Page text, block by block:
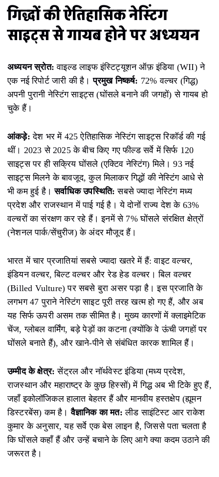
गिद्धों की ऐतिहासिक नेस्टिंग
साइट्स से गायब होने पर अध्ययन
अध्ययन स्रोत:वाइल्ड लाइफ इंस्टिट्यूशन ऑफ़ इंडिया (WII) ने
एक नई रिपोर्ट जारी की है।प्रमुख निष्कर्ष: 72% वल्चर (गिद्ध)
अपनी पुरानी नेस्टिंग साइट्स (घोंसले बनाने की जगहों) से गायब हो
चुके हैं।
आंकड़े:देश भर में 425 ऐतिहासिक नेस्टिंग साइट्स रिकॉर्ड की गई
थीं। 2023 से 2025 के बीच किए गए फील्ड सर्वे में सिर्फ 120
साइट्स पर ही सक्रिय घोंसले (एक्टिव नेस्टिंग) मिले। 93 नई
साइट्स मिलने के बावजूद, कुल मिलाकर गिद्धों की नेस्टिंग आधे से
भी कम हुई है।सर्वाधिक उपस्थिति:सबसे ज्यादा नेस्टिंग मध्य
प्रदेश और राजस्थान में पाई गई है। ये दोनों राज्य देश के 63%
वल्चरों का संरक्षण कर रहे हैं। इनमें से 7% घोंसले संरक्षित क्षेत्रों
(नेशनल पार्क/सेंचुरीज) के अंदर मौजूद हैं।
भारत में चार प्रजातियां सबसे ज्यादा खतरे में हैं: वाइट वल्चर,
इंडियन वल्चर, बिल्ट वल्चर और रेड हेड वल्चर। बिल वल्चर
(Billed Vulture) पर सबसे बुरा असर पड़ा है। इस प्रजाति के
लगभग 47 पुराने नेस्टिंग साइट पूरी तरह खत्म हो गए हैं, और अब
यह सिर्फ ऊपरी असम तक सीमित है। मुख्य कारणों में क्लाइमेटिक
चेंज, ग्लोबल वार्मिंग, बड़े पेड़ों का कटना (क्योंकि वे ऊंची जगहों पर
घोंसले बनाते हैं), और खाने-पीने से संबंधित कारक शामिल हैं।
उम्मीद के क्षेत्र:सेंट्रल और नॉर्थवेस्ट इंडिया (मध्य प्रदेश,
राजस्थान और महाराष्ट्र के कुछ हिस्सों) में गिद्ध अब भी टिके हुए हैं,
जहाँ इकोलॉजिकल हालात बेहतर हैं और मानवीय हस्तक्षेप (ह्यूमन
डिस्टरबेंस) कम है।वैज्ञानिक का मत:लीड साइंटिस्ट आर राकेश
कुमार के अनुसार, यह सर्वे एक बेस लाइन है, जिससे पता चलता है
कि घोंसले कहाँ हैं और उन्हें बचाने के लिए आगे क्या कदम उठाने की
जरूरत है।